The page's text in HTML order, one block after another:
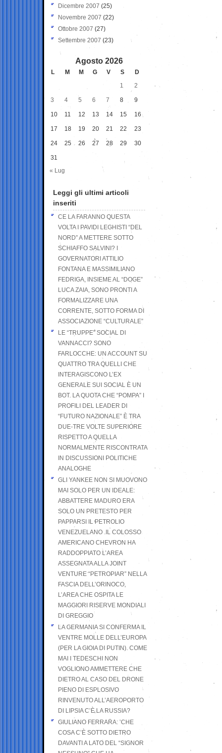
Dicembre 2007 (25)
Novembre 2007 (22)
Ottobre 2007 (27)
Settembre 2007 (23)
Agosto 2026
L M M G V S
D
1
2
3 4 5 6 7 8 9
10 11 12 13 14 15 16
17 18 19 20 21 22 23
24 25 26 27 28 29 30
31
« Lug
Leggi gli ultimi articoli
inseriti
CE LA FARANNO QUESTA
VOLTA I PAVIDI LEGHISTI “DEL
NORD” A METTERE SOTTO
SCHIAFFO SALVINI? I
GOVERNATORI ATTILIO
FONTANA E MASSIMILIANO
FEDRIGA, INSIEME AL “DOGE”
LUCA ZAIA, SONO PRONTI A
FORMALIZZARE UNA
CORRENTE, SOTTO FORMA DI
ASSOCIAZIONE “CULTURALE”
LE “TRUPPE” SOCIAL DI
VANNACCI? SONO
FARLOCCHE: UN ACCOUNT SU
QUATTRO TRA QUELLI CHE
INTERAGISCONO L’EX
GENERALE SUI SOCIAL È UN
BOT. LA QUOTA CHE “POMPA” I
PROFILI DEL LEADER DI
“FUTURO NAZIONALE” È TRA
DUE-TRE VOLTE SUPERIORE
RISPETTO A QUELLA
NORMALMENTE RISCONTRATA
IN DISCUSSIONI POLITICHE
ANALOGHE
GLI YANKEE NON SI MUOVONO
MAI SOLO PER UN IDEALE:
ABBATTERE MADURO ERA
SOLO UN PRETESTO PER
PAPPARSI IL PETROLIO
VENEZUELANO .IL COLOSSO
AMERICANO CHEVRON HA
RADDOPPIATO L’AREA
ASSEGNATA ALLA JOINT
VENTURE “PETROPIAR” NELLA
FASCIA DELL’ORINOCO,
L’AREA CHE OSPITA LE
MAGGIORI RISERVE MONDIALI
DI GREGGIO
LA GERMANIA SI CONFERMA IL
VENTRE MOLLE DELL’EUROPA
(PER LA GIOIA DI PUTIN). COME
MAI I TEDESCHI NON
VOGLIONO AMMETTERE CHE
DIETRO AL CASO DEL DRONE
PIENO DI ESPLOSIVO
RINVENUTO ALL’AEROPORTO
DI LIPSIA C’È LA RUSSIA?
GIULIANO FERRARA: ’CHE
COSA C’È SOTTO DIETRO
DAVANTI A LATO DEL “SIGNOR